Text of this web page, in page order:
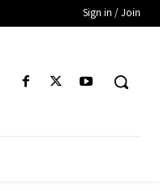
Sign in / Join